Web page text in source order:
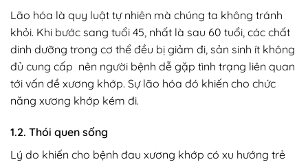
Lão hóa là quy luật tự nhiên mà chúng ta không tránh
khỏi. Khi bước sang tuổi 45, nhất là sau 60 tuổi, các chất
dinh dưỡng trong cơ thể đều bị giảm đi, sản sinh ít không
đủ cung cấp nên người bệnh dễ gặp tình trạng liên quan
tới vấn đề xương khớp. Sự lão hóa đó khiến cho chức
năng xương khớp kém đi.
1.2. Thói quen sống
Lý do khiến cho bệnh đau xương khớp có xu hướng trẻ